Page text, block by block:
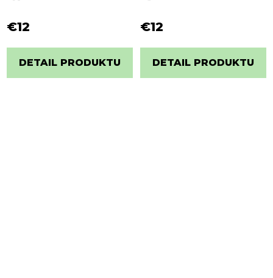
€12
DETAIL PRODUKTU
€12
DETAIL PRODUKTU